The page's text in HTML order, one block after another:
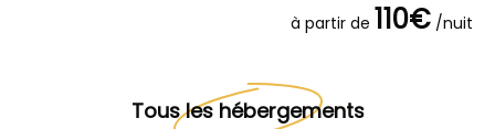
à partir de 110€ /nuit
Tous les hébergements